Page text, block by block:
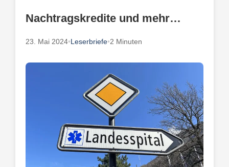
Nachtragskredite und mehr…
23. Mai 2024•Leserbriefe•2 Minuten